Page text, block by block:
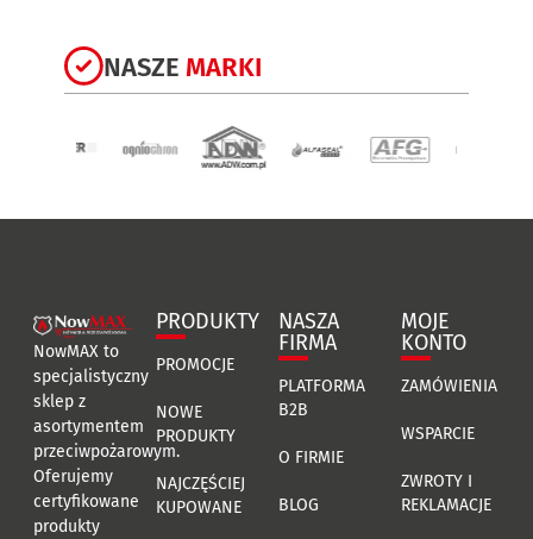
NASZE MARKI
NowMAX to
specjalistyczny
sklep z
asortymentem
przeciwpożarowym.
Oferujemy
certyfikowane
produkty
PRODUKTY
PROMOCJE
NOWE
PRODUKTY
NAJCZĘŚCIEJ
KUPOWANE
NASZA
FIRMA
PLATFORMA
B2B
O FIRMIE
BLOG
MOJE
KONTO
ZAMÓWIENIA
WSPARCIE
ZWROTY I
REKLAMACJE